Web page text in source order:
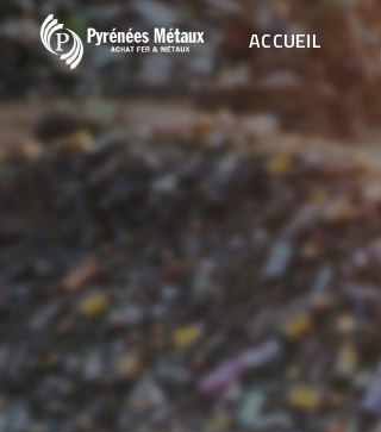
ACCUEIL
Panneau de gestion des cookies